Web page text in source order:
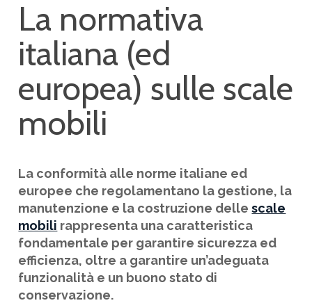
La normativa
italiana (ed
europea) sulle scale
mobili
La conformità alle norme italiane ed
europee che regolamentano la gestione, la
manutenzione e la costruzione dellescale
mobili rappresenta una caratteristica
fondamentale per garantire sicurezza ed
efficienza, oltre a garantire un’adeguata
funzionalità e un buono stato di
conservazione.